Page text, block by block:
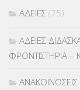
ΑΔΕΙΕΣ (75)
ΑΔΕΙΕΣ
ΦΡΟΝΤΙΣΤΗΡΙΑ